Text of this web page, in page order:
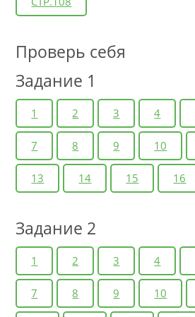
Проверь себя
Задание 1
1 2 3 4
7 8 9 10
13 14 15 16
Задание 2
1 2 3 4
7 8 9 10